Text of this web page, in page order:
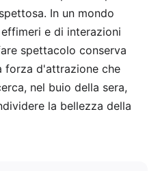
In un mondo
e di interazioni
spettacolo conserva
forza d'attrazione che
nel buio della sera,
la bellezza della